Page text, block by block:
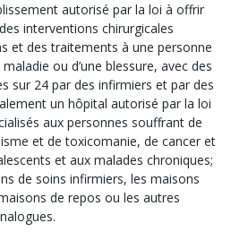
autorisé par la loi à offrir
interventions chirurgicales
et des traitements à une personne
ou d’une blessure, avec des
sur 24 par des infirmiers et par des
un hôpital autorisé par la loi
aux personnes souffrant de
et de toxicomanie, de cancer et
et aux malades chroniques;
de soins infirmiers, les maisons
de repos ou les autres